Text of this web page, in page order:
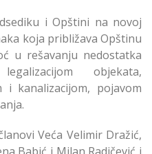
i Opštini na novoj
koja približava Opštinu
u rešavanju nedostatka
objekata,
i kanalizacijom, pojavom
Veća Velimir Dražić,